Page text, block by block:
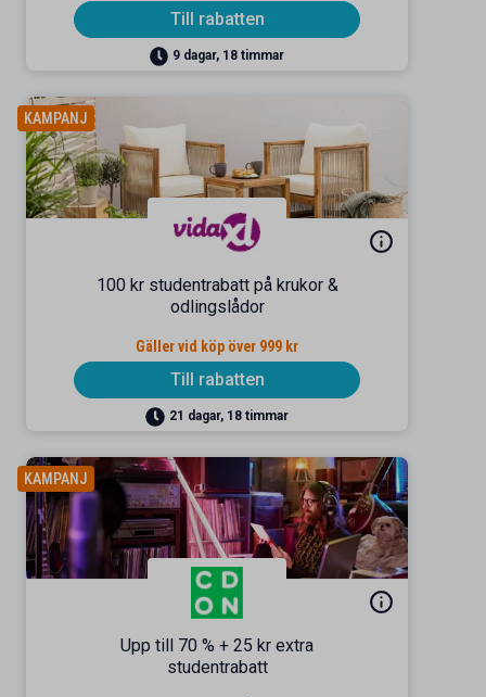
Till rabatten
9 dagar, 18 timmar
KAMPANJ
100 kr studentrabatt på krukor &
odlingslådor
Gäller vid köp över 999 kr
Till rabatten
21 dagar, 18 timmar
KAMPANJ
Upp till 70 % + 25 kr extra
studentrabatt